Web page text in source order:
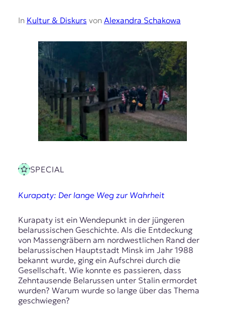
In Kultur & Diskurs von Alexandra Schakowa
SPECIAL
Kurapaty: Der lange Weg zur Wahrheit
Kurapaty ist ein Wendepunkt in der jüngeren
belarussischen Geschichte. Als die Entdeckung
von Massengräbern am nordwestlichen Rand der
belarussischen Hauptstadt Minsk im Jahr 1988
bekannt wurde, ging ein Aufschrei durch die
Gesellschaft. Wie konnte es passieren, dass
Zehntausende Belarussen unter Stalin ermordet
wurden? Warum wurde so lange über das Thema
geschwiegen?